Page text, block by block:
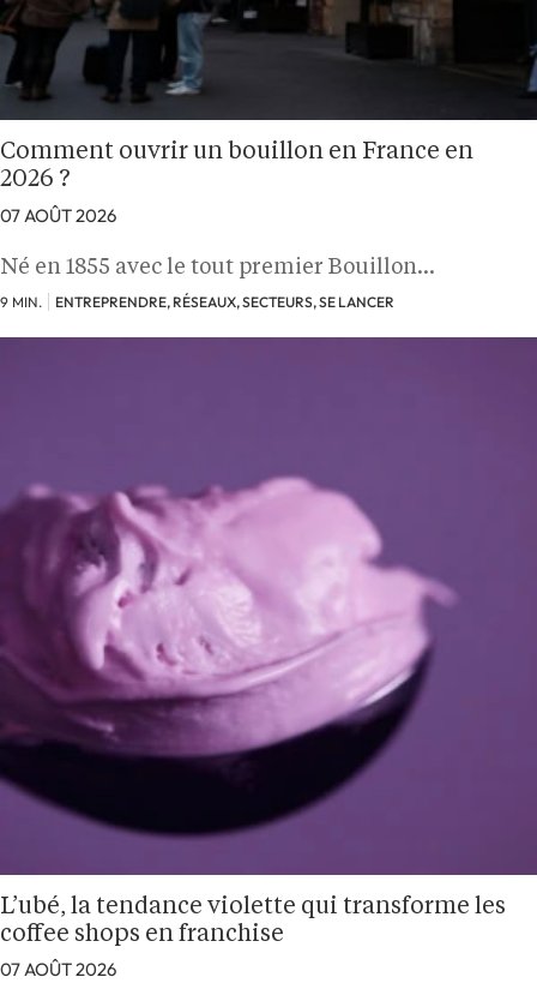
Comment ouvrir un bouillon en France en
2026 ?
07 AOÛT 2026
Né en 1855 avec le tout premier Bouillon…
9 MIN. ENTREPRENDRE, RÉSEAUX, SECTEURS, SE LANCER
L’ubé, la tendance violette qui transforme les
coffee shops en franchise
07 AOÛT 2026